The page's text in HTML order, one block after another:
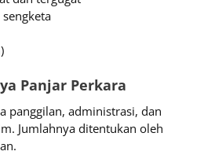
Panjar Perkara
panggilan, administrasi, dan
Jumlahnya ditentukan oleh